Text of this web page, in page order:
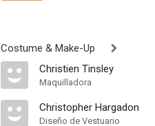
Costume & Make-Up
Christien Tinsley
Maquilladora
Christopher Hargadon
Diseño de Vestuario